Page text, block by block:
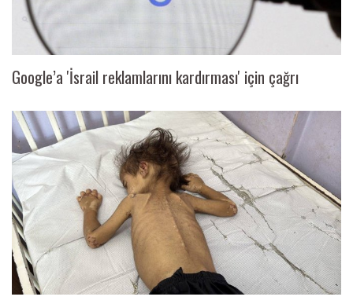
Google’a 'İsrail reklamlarını kardırması' için çağrı